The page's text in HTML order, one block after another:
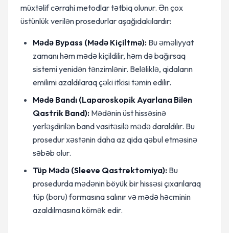
müxtəlif cərrahi metodlar tətbiq olunur. Ən çox
üstünlük verilən prosedurlar aşağıdakılardır:
Mədə Bypass (Mədə Kiçiltmə): Bu əməliyyat
zamanı həm mədə kiçildilir, həm də bağırsaq
sistemi yenidən tənzimlənir. Beləliklə, qidaların
emilimi azaldılaraq çəki itkisi təmin edilir.
Mədə Bandı (Laparoskopik Ayarlana Bilən
Qastrik Band): Mədənin üst hissəsinə
yerləşdirilən band vasitəsilə mədə daraldılır. Bu
prosedur xəstənin daha az qida qəbul etməsinə
səbəb olur.
Tüp Mədə (Sleeve Qastrektomiya): Bu
prosedurda mədənin böyük bir hissəsi çıxarılaraq
tüp (boru) formasına salınır və mədə həcminin
azaldılmasına kömək edir.